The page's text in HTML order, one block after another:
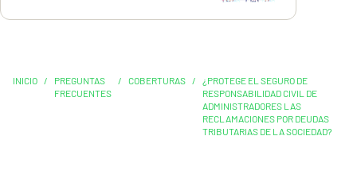
INICIO /
PREGUNTAS
FRECUENTES
/ COBERTURAS /
¿PROTEGE EL SEGURO DE
RESPONSABILIDAD CIVIL DE
ADMINISTRADORES LAS
RECLAMACIONES POR DEUDAS
TRIBUTARIAS DE LA SOCIEDAD?